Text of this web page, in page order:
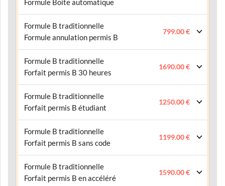
Formule Boite automatique
Formule B traditionnelle
Formule annulation permis B
799.00 €
Formule B traditionnelle
Forfait permis B 30 heures
1690.00 €
Formule B traditionnelle
Forfait permis B étudiant
1250.00 €
Formule B traditionnelle
Forfait permis B sans code
1199.00 €
Formule B traditionnelle
Forfait permis B en accéléré
1590.00 €